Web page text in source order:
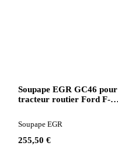
Soupape EGR GC46 pour
tracteur routier Ford F-
255,50 €
Soupape EGR